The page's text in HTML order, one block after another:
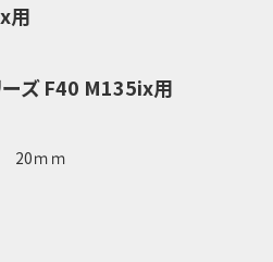
用
ーズ F40 M135ix用
ｍｍ